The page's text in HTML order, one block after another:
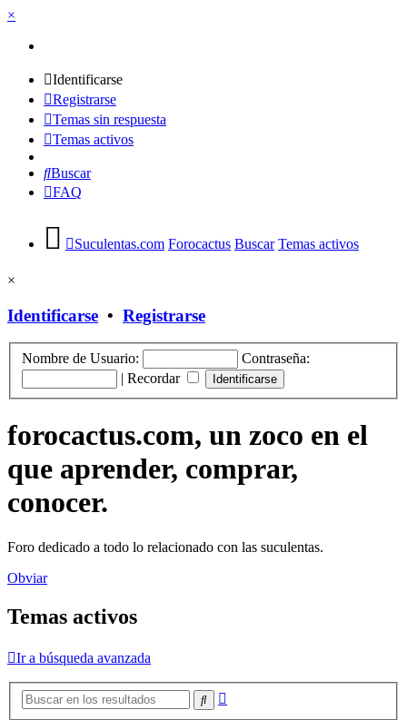
×
Identificarse
Registrarse
Temas sin respuesta
Temas activos
Buscar
FAQ
Suculentas.com Forocactus Buscar Temas activos
×
Identificarse • Registrarse
Nombre de Usuario:
Contraseña:
| Recordar
forocactus.com, un zoco en el
que aprender, comprar,
conocer.
Foro dedicado a todo lo relacionado con las suculentas.
Obviar
Temas activos
Ir a búsqueda avanzada
Buscar